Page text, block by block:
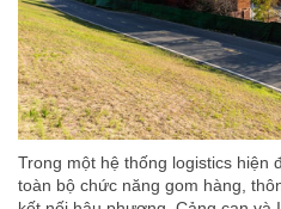
Trong một hệ thống logistics hiện
toàn bộ chức năng gom hàng,